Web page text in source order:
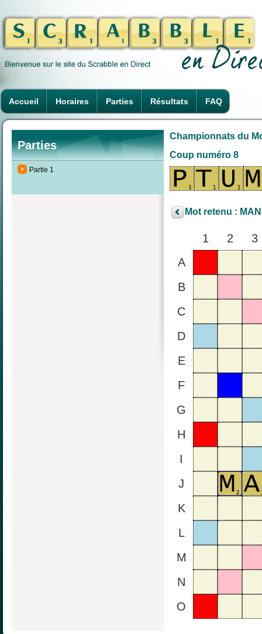
Accueil Horaires Parties Résultats FAQ
Parties
Partie 1
Championnats du
Coup numéro 8
Mot retenu :
1 2
3
A
B
C
D
E
F
G
H
I
J
K
L
M
N
O